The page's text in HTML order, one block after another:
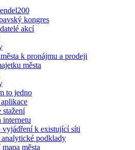
kongres
akcí
k pronájmu a prodeji
města
to jedno
stažení
internetu
vyjádření k existující síti
podklady
města